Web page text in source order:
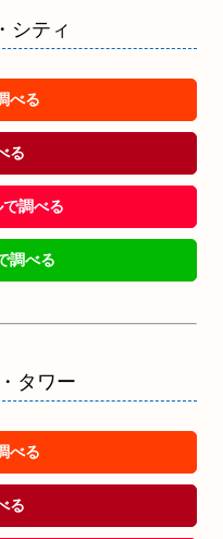
シティ
べる
る
調べる
調べる
タワー
べる
る